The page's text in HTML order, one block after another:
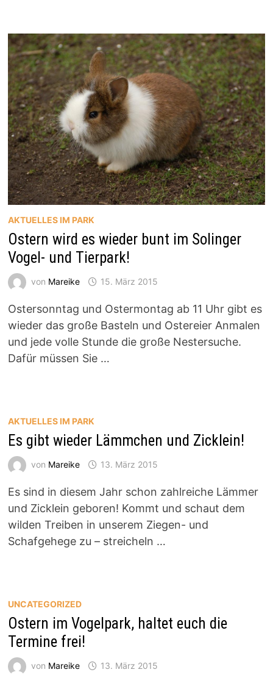
AKTUELLES IM PARK
Ostern wird es wieder bunt im Solinger
Vogel- und Tierpark!
von Mareike 15. März 2015
Ostersonntag und Ostermontag ab 11 Uhr gibt es
wieder das große Basteln und Ostereier Anmalen
und jede volle Stunde die große Nestersuche.
Dafür müssen Sie …
AKTUELLES IM PARK
Es gibt wieder Lämmchen und Zicklein!
von Mareike 13. März 2015
Es sind in diesem Jahr schon zahlreiche Lämmer
und Zicklein geboren! Kommt und schaut dem
wilden Treiben in unserem Ziegen- und
Schafgehege zu – streicheln …
UNCATEGORIZED
Ostern im Vogelpark, haltet euch die
Termine frei!
von Mareike 13. März 2015